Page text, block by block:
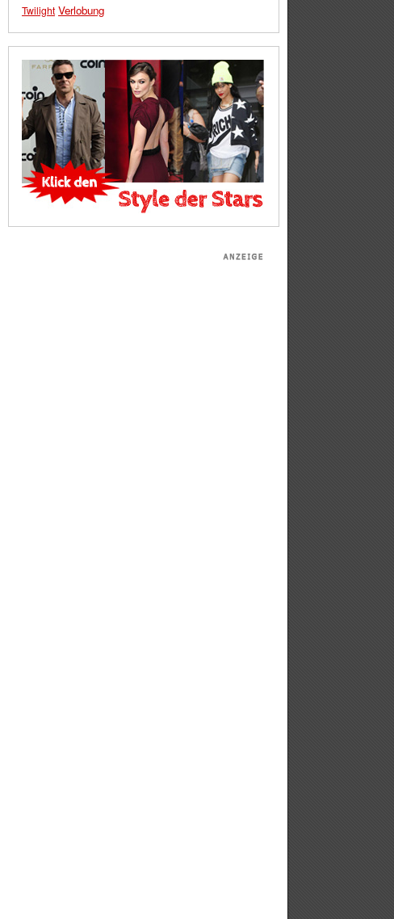
Twilight Verlobung